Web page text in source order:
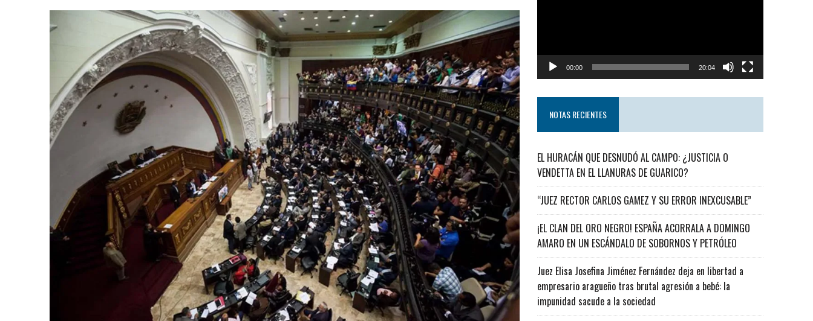
00:00 20:04
NOTAS RECIENTES
EL HURACÁN QUE DESNUDÓ AL CAMPO: ¿JUSTICIA O
VENDETTA EN EL LLANURAS DE GUARICO?
“JUEZ RECTOR CARLOS GAMEZ Y SU ERROR INEXCUSABLE”
¡EL CLAN DEL ORO NEGRO! ESPAÑA ACORRALA A DOMINGO
AMARO EN UN ESCÁNDALO DE SOBORNOS Y PETRÓLEO
Juez Elisa Josefina Jiménez Fernández deja en libertad a
empresario aragueño tras brutal agresión a bebé: la
impunidad sacude a la sociedad